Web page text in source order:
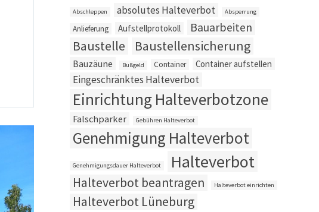
Abschleppen absolutes Halteverbot Absperrung
Anlieferung Aufstellprotokoll Bauarbeiten
Baustelle Baustellensicherung
Bauzäune Bußgeld Container Container aufstellen
Eingeschränktes Halteverbot
Einrichtung Halteverbotzone
Falschparker Gebühren Halteverbot
Genehmigung Halteverbot
Genehmigungsdauer Halteverbot Halteverbot
Halteverbot beantragen Halteverbot einrichten
Halteverbot Lüneburg